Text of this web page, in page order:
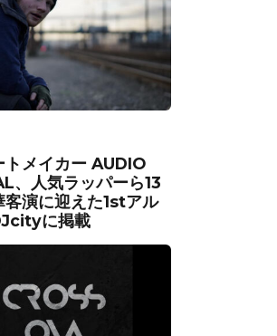
トメイカー AUDIO
、人気ラッパーら13
客演に迎えた1stアル
に掲載